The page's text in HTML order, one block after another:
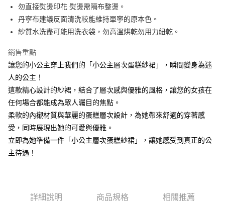
流程，驗證手機門號後，選擇欲分期的期數、繳款截止日，確認付款後即完
3.實際核准額度、可分期數及費用金額請依後續交易確認頁面所載為準。
4.訂單成立30分鐘內，如未前往確認交易或遇審核未通過，訂單將自動取
法說明評估內容。
1.分期款項不併入電信帳單，「大哥付你分期」於每月結算日後寄送繳費提
醒簡訊。
2.透過簡訊連結打開帳單後，可選擇「超商條碼／台灣大直營門市／銀行轉
帳／街口支付／iPASS MONEY」等通路繳費。
【注意事項】
用戶於交易時，得透過本服務購買商品或服務，並由商店將買賣／分期付款
買賣價金債權讓與本公司後，依約使用本公司帳單繳交帳款。
2.基於同意付款使用「大哥付你分期」之契約關係目的，商店將以您的個人
資料（包含姓名、電話或地址）提供予台灣大哥大進項蒐集、處理及利用，
運送方式
付款後全家取貨
7-11取貨付款
每筆NT$60，滿NT$1,500(含以上)免運費
每筆NT$60，滿NT$1,500(含以上)免運費
宅配
勿直接熨燙印花 熨燙需隔布整燙。
丹寧布建議反面清洗較能維持單寧的原本色。
紗質水洗盡可能用洗衣袋，勿高溫烘乾勿用力紐乾。
銷售重點
讓您的小公主穿上我們的「小公主層次蛋糕紗裙」，瞬間變身為迷
人的公主！
這款精心設計的紗裙，結合了層次感與優雅的風格，讓您的女孩在
任何場合都能成為眾人矚目的焦點。
柔軟的內襯材質與華麗的蛋糕層次設計，為她帶來舒適的穿著感
受，同時展現出她的可愛與優雅。
立即為她準備一件「小公主層次蛋糕紗裙」，讓她感受到真正的公
主待遇！
詳細說明 商品規格 相關推薦